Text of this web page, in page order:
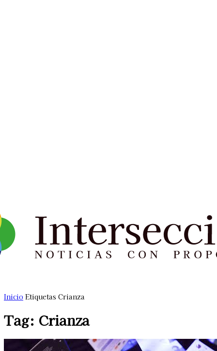
Inicio Etiquetas Crianza
Tag: Crianza